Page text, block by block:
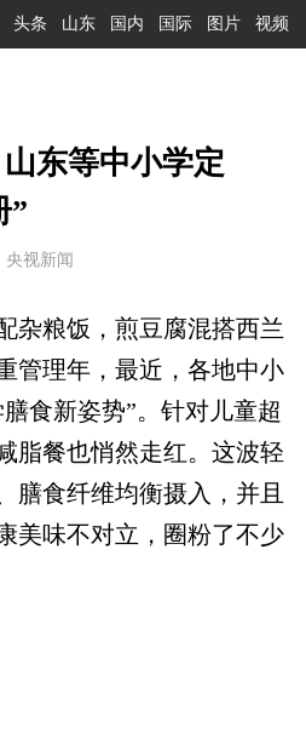
头条 山东 国内 国际 图片 视频
东等中小学定
”
视新闻
粮饭，煎豆腐混搭西兰
理年，最近，各地中小
食新姿势”。针对儿童超
脂餐也悄然走红。这波轻
膳食纤维均衡摄入，并且
美味不对立，圈粉了不少